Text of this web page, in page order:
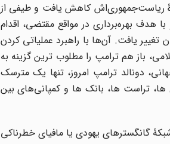
ریاست‌جمهوری‌اش کاهش یافت و طیفی از
هدف بهره‌برداری در مواقع مقتضی، اقدام
یافت. آن‌ها با راهبرد عملیاتی کردن
باز هم ترامپ را مطلوب ترین گزینه به
دونالد ترامپ امروز، تنها یک مترسک
تراست ها، بانک ها و کمپانی‌های بین
شبکۀ گانگسترهای یهودی یا مافیای خطرناکی